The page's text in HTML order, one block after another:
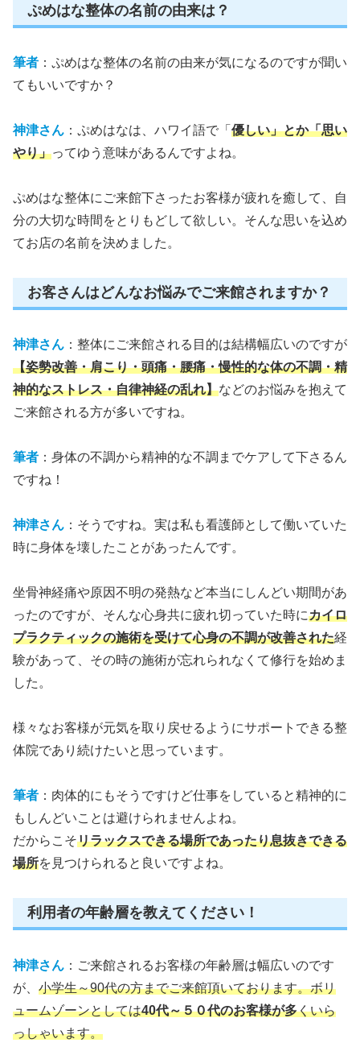
ぷめはな整体の名前の由来は？
筆者 ：ぷめはな整体の名前の由来が気になるのですが聞い
てもいいですか？
神津さん ：ぷめはなは、ハワイ語で「 優しい」とか「思い
やり」ってゆう意味があるんですよね。
ぷめはな整体にご来館下さったお客様が疲れを癒して、自
分の大切な時間をとりもどして欲しい。そんな思いを込め
てお店の名前を決めました。
お客さんはどんなお悩みでご来館されますか？
神津さん ：整体にご来館される目的は結構幅広いのですが
【姿勢改善・肩こり・頭痛・腰痛・慢性的な体の不調・精
神的なストレス・自律神経の乱れ】などのお悩みを抱えて
ご来館される方が多いですね。
筆者 ：身体の不調から精神的な不調までケアして下さるん
ですね！
神津さん ：そうですね。実は私も看護師として働いていた
時に身体を壊したことがあったんです。
坐骨神経痛や原因不明の発熱など本当にしんどい期間があ
ったのですが、そんな心身共に疲れ切っていた時にカイロ
プラクティックの施術を受けて心身の不調が改善された経
験があって、その時の施術が忘れられなくて修行を始めま
した。
様々なお客様が元気を取り戻せるようにサポートできる整
体院であり続けたいと思っています。
筆者 ：肉体的にもそうですけど仕事をしていると精神的に
もしんどいことは避けられませんよね。
だからこそリラックスできる場所であったり息抜きできる
場所を見つけられると良いですよね。
利用者の年齢層を教えてください！
神津さん ：ご来館されるお客様の年齢層は幅広いのです
が、 小学生～90代の方までご来館頂いております。ボリ
ュームゾーンとしては40代～５０代のお客様が多くいら
っしゃいます。